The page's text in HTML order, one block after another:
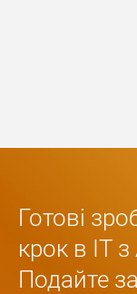
Готові
крок в IT
Подайте